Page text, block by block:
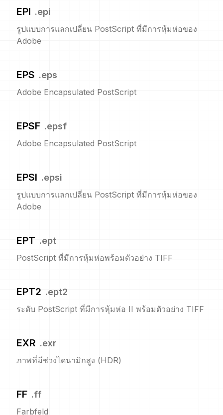
EPI .epi
รูปแบบการแลกเปลี่ยน PostScript ที่มีการหุ้มห่อของ
Adobe
EPS .eps
Adobe Encapsulated PostScript
EPSF .epsf
Adobe Encapsulated PostScript
EPSI .epsi
รูปแบบการแลกเปลี่ยน PostScript ที่มีการหุ้มห่อของ
Adobe
EPT .ept
PostScript ที่มีการหุ้มห่อพร้อมตัวอย่าง TIFF
EPT2 .ept2
ระดับ PostScript ที่มีการหุ้มห่อ II พร้อมตัวอย่าง TIFF
EXR .exr
ภาพที่มีช่วงไดนามิกสูง (HDR)
FF .ff
Farbfeld